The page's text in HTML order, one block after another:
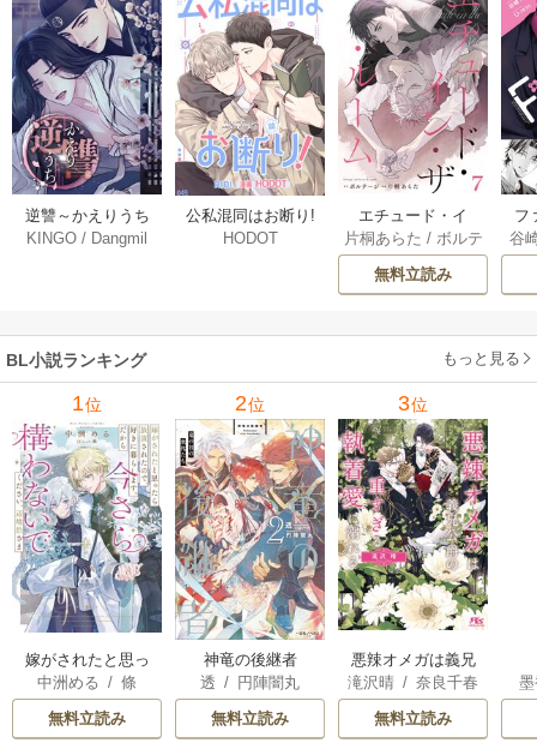
逆讐～かえりうち
～【タテヨミ】 36
KINGO / Dangmil
公私混同はお断り!
【タテヨミ】 67巻
HODOT
エチュード・イ
ン・ザ・ルーム[Blu
Mellow] 7巻
片桐あらた / ボルテ
ージ
無料立読み
フ
～
ア
谷
BL小説ランキング もっと見る
1位
嫁がされたと思っ
たら放置されたの
で、好きに暮らし
ます。だから今さ
中洲める /條
無料立読み
2位
神竜の後継者
透 / 円陣闇丸
無料立読み
3位
悪辣オメガは義兄
公爵の重すぎる執
着愛に溺れる
滝沢晴 /奈良千春
無料立読み